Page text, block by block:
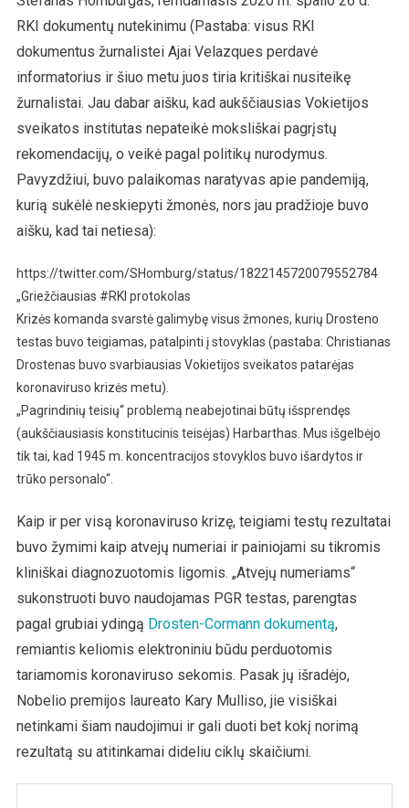
RKI dokumentų nutekinimu (Pastaba: visus RKI
dokumentus žurnalistei Ajai Velazques perdavė
informatorius ir šiuo metu juos tiria kritiškai nusiteikę
žurnalistai. Jau dabar aišku, kad aukščiausias Vokietijos
sveikatos institutas nepateikė moksliškai pagrįstų
rekomendacijų, o veikė pagal politikų nurodymus.
Pavyzdžiui, buvo palaikomas naratyvas apie pandemiją,
kurią sukėlė neskiepyti žmonės, nors jau pradžioje buvo
aišku, kad tai netiesa):
https://twitter.com/SHomburg/status/1822145720079552784
„Griežčiausias #RKI protokolas
Krizės komanda svarstė galimybę visus žmones, kurių Drosteno
testas buvo teigiamas, patalpinti į stovyklas (pastaba: Christianas
Drostenas buvo svarbiausias Vokietijos sveikatos patarėjas
koronaviruso krizės metu).
„Pagrindinių teisių“ problemą neabejotinai būtų išsprendęs
(aukščiausiasis konstitucinis teisėjas) Harbarthas. Mus išgelbėjo
tik tai, kad 1945 m. koncentracijos stovyklos buvo išardytos ir
trūko personalo“.
Kaip ir per visą koronaviruso krizę, teigiami testų rezultatai
buvo žymimi kaip atvejų numeriai ir painiojami su tikromis
kliniškai diagnozuotomis ligomis. „Atvejų numeriams“
sukonstruoti buvo naudojamas PGR testas, parengtas
pagal grubiai ydingą Drosten-Cormann dokumentą,
remiantis keliomis elektroniniu būdu perduotomis
tariamomis koronaviruso sekomis. Pasak jų išradėjo,
Nobelio premijos laureato Kary Mulliso, jie visiškai
netinkami šiam naudojimui ir gali duoti bet kokį norimą
rezultatą su atitinkamai dideliu ciklų skaičiumi.